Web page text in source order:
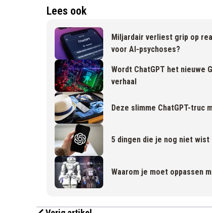
Lees ook
Miljardair verliest grip op
voor AI-psychoses?
Wordt ChatGPT het nieuwe
verhaal
Deze slimme ChatGPT-truc
5 dingen die je nog niet wist
Waarom je moet oppassen